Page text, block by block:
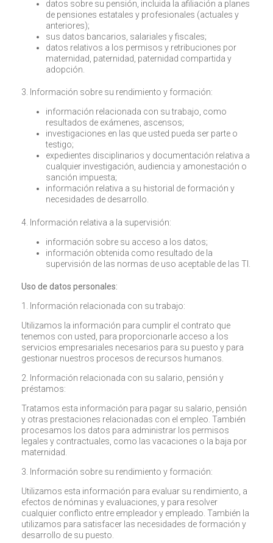
datos sobre su pensión, incluida la afiliación a planes
de pensiones estatales y profesionales (actuales y
anteriores);
sus datos bancarios, salariales y fiscales;
datos relativos a los permisos y retribuciones por
maternidad, paternidad, paternidad compartida y
adopción.
3. Información sobre su rendimiento y formación:
información relacionada con su trabajo, como
resultados de exámenes, ascensos;
investigaciones en las que usted pueda ser parte o
testigo;
expedientes disciplinarios y documentación relativa a
cualquier investigación, audiencia y amonestación o
sanción impuesta;
información relativa a su historial de formación y
necesidades de desarrollo.
4. Información relativa a la supervisión:
información sobre su acceso a los datos;
información obtenida como resultado de la
supervisión de las normas de uso aceptable de las TI.
Uso de datos personales:
1. Información relacionada con su trabajo:
Utilizamos la información para cumplir el contrato que
tenemos con usted, para proporcionarle acceso a los
servicios empresariales necesarios para su puesto y para
gestionar nuestros procesos de recursos humanos.
2. Información relacionada con su salario, pensión y
préstamos:
Tratamos esta información para pagar su salario, pensión
y otras prestaciones relacionadas con el empleo. También
procesamos los datos para administrar los permisos
legales y contractuales, como las vacaciones o la baja por
maternidad.
3. Información sobre su rendimiento y formación:
Utilizamos esta información para evaluar su rendimiento, a
efectos de nóminas y evaluaciones, y para resolver
cualquier conflicto entre empleador y empleado. También la
utilizamos para satisfacer las necesidades de formación y
desarrollo de su puesto.